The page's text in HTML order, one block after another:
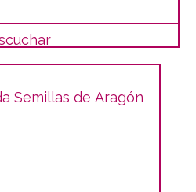
Semillas de Aragón